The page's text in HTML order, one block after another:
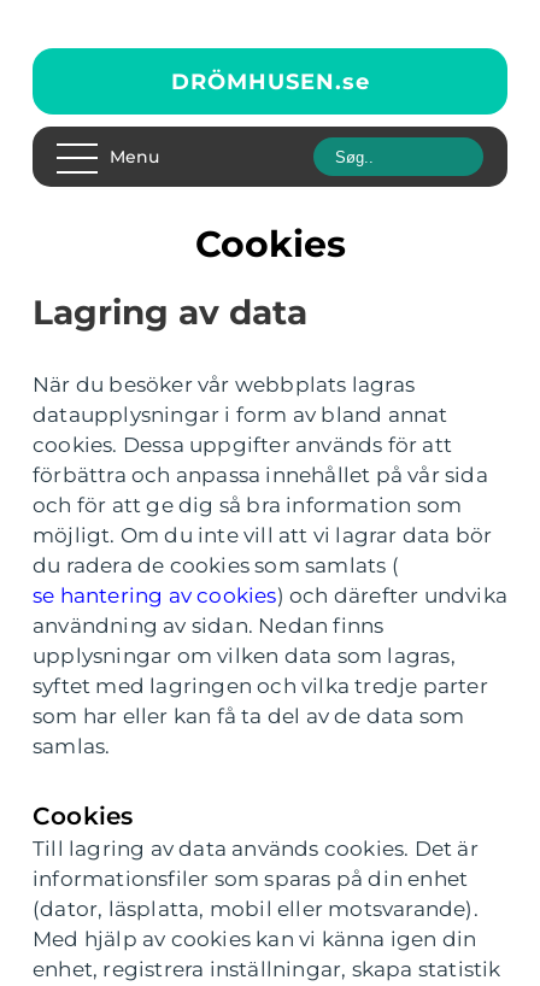
DRÖMHUSEN.se
Menu
Cookies
Lagring av data
När du besöker vår webbplats lagras
dataupplysningar i form av bland annat
cookies. Dessa uppgifter används för att
förbättra och anpassa innehållet på vår sida
och för att ge dig så bra information som
möjligt. Om du inte vill att vi lagrar data bör
du radera de cookies som samlats (
se hantering av cookies) och därefter undvika
användning av sidan. Nedan finns
upplysningar om vilken data som lagras,
syftet med lagringen och vilka tredje parter
som har eller kan få ta del av de data som
samlas.
Cookies
Till lagring av data används cookies. Det är
informationsfiler som sparas på din enhet
(dator, läsplatta, mobil eller motsvarande).
Med hjälp av cookies kan vi känna igen din
enhet, registrera inställningar, skapa statistik